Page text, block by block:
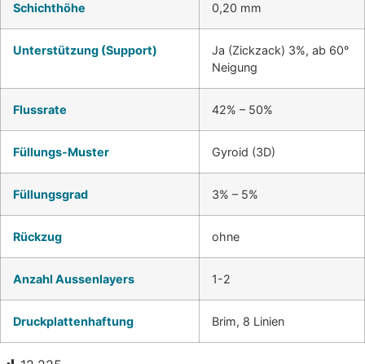
Schichthöhe 0,20 mm
Unterstützung (Support)
Ja (Zickzack) 3%, ab 60°
Neigung
Flussrate 42% – 50%
Füllungs-Muster Gyroid (3D)
Füllungsgrad 3% – 5%
Rückzug ohne
Anzahl Aussenlayers 1-2
Druckplattenhaftung Brim, 8 Linien